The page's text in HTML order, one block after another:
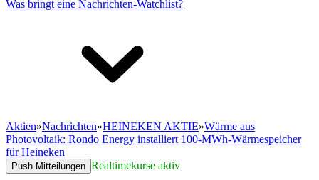
Was bringt eine Nachrichten-Watchlist?
Aktien»Nachrichten»HEINEKEN AKTIE»Wärme aus
Photovoltaik: Rondo Energy installiert 100-MWh-Wärmespeicher
für Heineken
Push Mitteilungen Realtimekurse aktiv